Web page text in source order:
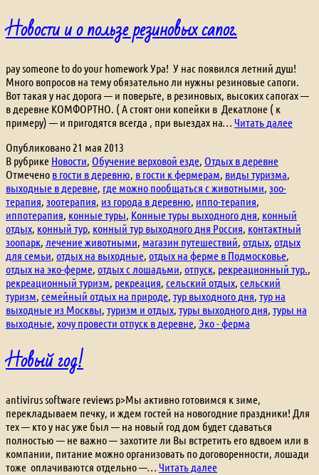
Новости и о пользе резиновых сапог.
pay someone to do your homework Ура! У нас появился летний душ!
Много вопросов на тему обязательно ли нужны резиновые сапоги.
Вот такая у нас дорога — и поверьте, в резиновых, высоких сапогах —
в деревне КОМФОРТНО. ( А стоят они копейки в Декатлоне ( к
примеру) — и пригодятся всегда , при выездах на… Читать далее
Опубликовано 21 мая 2013
В рубрике Новости, Обучение верховой езде, Отдых в деревне
Отмечено в гости в деревню, в гости к фермерам, виды туризма,
выходные в деревне, где можно пообщаться с животными, зоо-
терапия, зоотерапия, из города в деревню, иппо-терапия,
иппотерапия, конные туры, Конные туры выходного дня, конный
отдых, конный тур, конный тур выходного дня Россия, контактный
зоопарк, лечение животными, магазин путешествий, отдых, отдых
для семьи, отдых на выходные, отдых на ферме в Подмосковье,
отдых на эко-ферме, отдых с лошадьми, отпуск, рекреационный тур.,
рекреационный туризм, рекреация, сельский отдых, сельский
туризм, семейный отдых на природе, тур выходного дня, тур на
выходные из Москвы, туризм и отдых, туры выходного дня, туры на
выходные, хочу провести отпуск в деревне, Эко - ферма
Новый год!
antivirus software reviews p>Мы активно готовимся к зиме,
перекладываем печку, и ждем гостей на новогодние праздники! Для
тех — кто у нас уже был — на новый год дом будет сдаваться
полностью — не важно — захотите ли Вы встретить его вдвоем или в
компании, питание можно организовать по договоренности, лошади
тоже оплачиваются отдельно —… Читать далееНовый